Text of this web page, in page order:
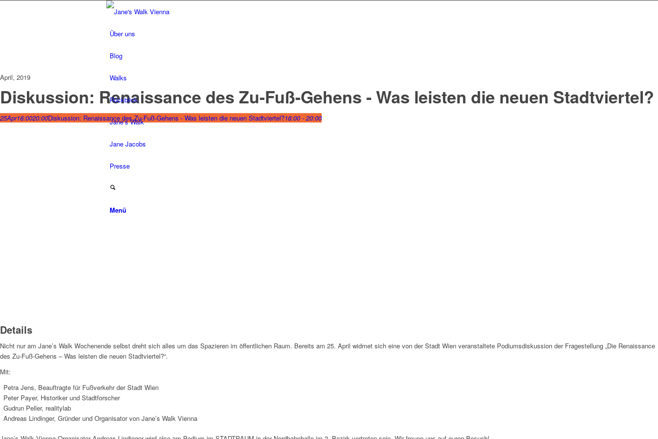
Über uns
Blog
Walks
Rückblick
Jane’s Walk
Jane Jacobs
Presse
Menü
April, 2019
Diskussion: Renaissance des Zu-Fuß-Gehens - Was leisten die neuen Stadtviertel?
25Apr18:0020:00Diskussion: Renaissance des Zu-Fuß-Gehens - Was leisten die neuen Stadtviertel?18:00 - 20:00
Details
Nicht nur am Jane’s Walk Wochenende selbst dreht sich alles um das Spazieren im öffentlichen Raum. Bereits am 25. April widmet sich eine von der Stadt Wien veranstaltete Podiumsdiskussion der Fragestellung „Die Renaissance
des Zu-Fuß-Gehens – Was leisten die neuen Stadtviertel?“.
Mit:
Petra Jens, Beauftragte für Fußverkehr der Stadt Wien
Peter Payer, Historiker und Stadtforscher
Gudrun Peller, realitylab
Andreas Lindinger, Gründer und Organisator von Jane’s Walk Vienna